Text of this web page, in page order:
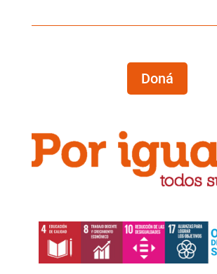
Doná